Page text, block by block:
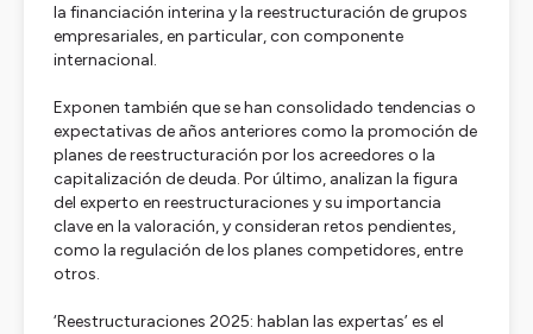
la financiación interina y la reestructuración de grupos
empresariales, en particular, con componente
internacional.
Exponen también que se han consolidado tendencias o
expectativas de años anteriores como la promoción de
planes de reestructuración por los acreedores o la
capitalización de deuda. Por último, analizan la figura
del experto en reestructuraciones y su importancia
clave en la valoración, y consideran retos pendientes,
como la regulación de los planes competidores, entre
otros.
‘Reestructuraciones 2025: hablan las expertas’ es el